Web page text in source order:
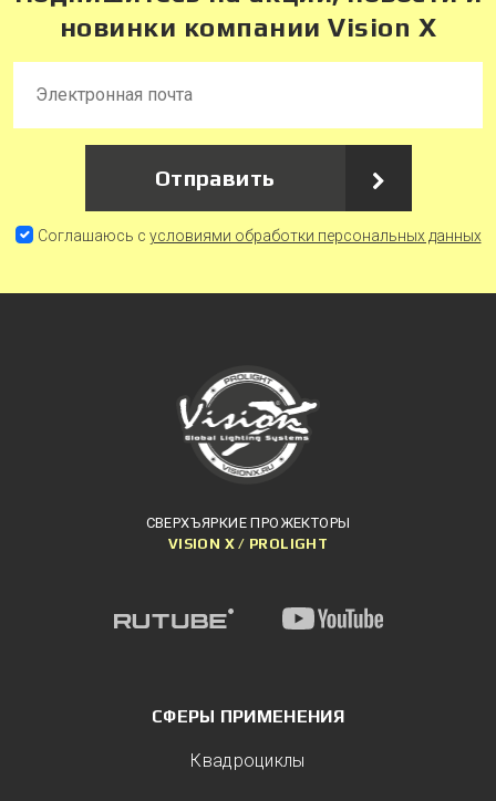
новинки компании Vision X
Отправить
Соглашаюсь с условиями обработки персональных данных
СВЕРХЪЯРКИЕ ПРОЖЕКТОРЫ
VISION X / PROLIGHT
СФЕРЫ ПРИМЕНЕНИЯ
Квадроциклы